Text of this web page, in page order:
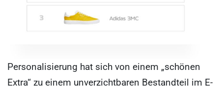
Personalisierung hat sich von einem „schönen
Extra“ zu einem unverzichtbaren Bestandteil im E-